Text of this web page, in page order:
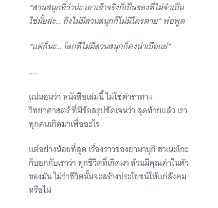
“สวนสนุกที่ว่าน่ะ เอาเข้าจริงก็เป็นของที่ไม่จำเป็น
ใช่มั้ยล่ะ… ถึงไม่มีสวนสนุกก็ไม่มีใครตาย” พ่อพูด
“แต่ก็นะ… โลกที่ไม่มีสวนสนุกก็คงน่าเบื่อแย่”
…..
แน่นอนว่า หนังสือเล่มนี้ ไม่ใช่ตำราทาง
วิทยาศาสตร์ ที่มีข้อสรุปชัดเจนว่า สุดท้ายแล้ว เรา
ทุกคนเกิดมาเพื่ออะไร
แต่อย่างน้อยที่สุด เรื่องราวของยามาบุกิ ฮาเนะโกะ
ก็บอกกับเราว่า ทุกชีวิตที่เกิดมา ล้วนมีคุณค่าในตัว
ของมัน ไม่ว่าชีวิตนั้นจะสร้างประโยชน์ให้แก่สังคม
หรือไม่